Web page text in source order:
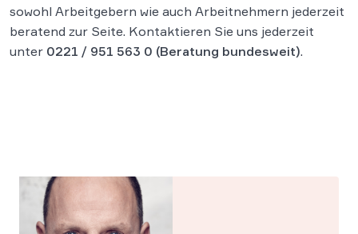
sowohl Arbeitgebern wie auch Arbeitnehmern jederzeit
beratend zur Seite. Kontaktieren Sie uns jederzeit
unter 0221 / 951 563 0 (Beratung bundesweit).